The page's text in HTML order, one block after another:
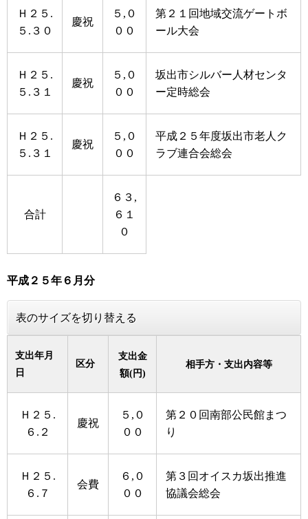
Ｈ２５.
５.３０
慶祝
５,０
００
第２１回地域交流ゲートボ
ール大会
Ｈ２５.
５.３１
慶祝
５,０
００
坂出市シルバー人材センタ
ー定時総会
Ｈ２５.
５.３１
慶祝
５,０
００
平成２５年度坂出市老人ク
ラブ連合会総会
合計
６３,
６１
０
平成２５年６月分
表のサイズを切り替える
支出年月
日
区分
支出金
額(円)
相手方・支出内容等
Ｈ２５.
６.２
慶祝
５,０
００
第２０回南部公民館まつ
り
Ｈ２５.
６.７
会費
６,０
００
第３回オイスカ坂出推進
協議会総会